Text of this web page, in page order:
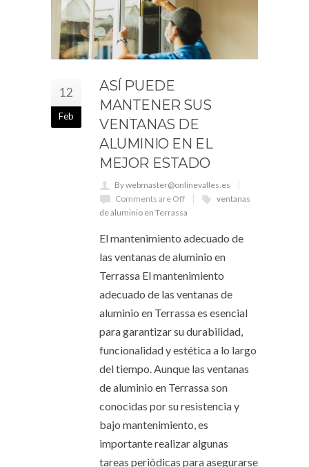
12
Feb
ASÍ PUEDE
MANTENER SUS
VENTANAS DE
ALUMINIO EN EL
MEJOR ESTADO
By webmaster@onlinevalles.es
Comments are Off
ventanas
de aluminio en Terrassa
El mantenimiento adecuado de
las ventanas de aluminio en
Terrassa El mantenimiento
adecuado de las ventanas de
aluminio en Terrassa es esencial
para garantizar su durabilidad,
funcionalidad y estética a lo largo
del tiempo. Aunque las ventanas
de aluminio en Terrassa son
conocidas por su resistencia y
bajo mantenimiento, es
importante realizar algunas
tareas periódicas para asegurarse